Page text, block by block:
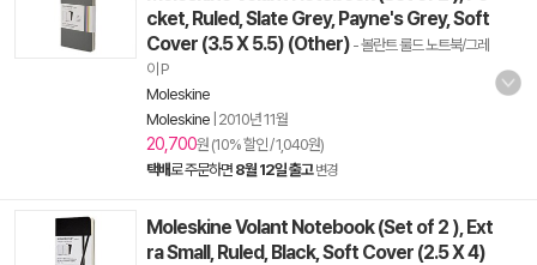
cket, Ruled, Slate Grey, Payne's Grey, Soft
Cover (3.5 X 5.5) (Other) - 볼란트 룰드 노트북/그레
이 P
Moleskine
Moleskine 2010년 11월
20,700원 (10% 할인 / 1,040원)
택배로 주문하면 8월 12일 출고 변경
Moleskine Volant Notebook (Set of 2 ), Ext
ra Small, Ruled, Black, Soft Cover (2.5 X 4)